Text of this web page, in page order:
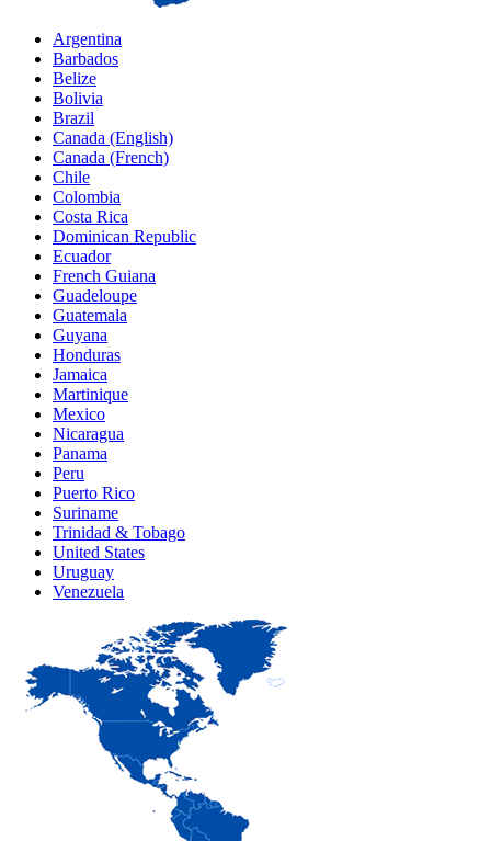
Argentina
Barbados
Belize
Bolivia
Brazil
Canada (English)
Canada (French)
Chile
Colombia
Costa Rica
Dominican Republic
Ecuador
French Guiana
Guadeloupe
Guatemala
Guyana
Honduras
Jamaica
Martinique
Mexico
Nicaragua
Panama
Peru
Puerto Rico
Suriname
Trinidad & Tobago
United States
Uruguay
Venezuela